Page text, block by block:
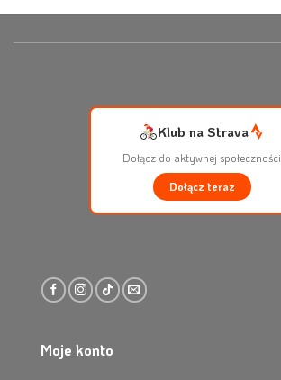
Klub na Strava
Dołącz do aktywnej społeczności
Dołącz teraz
Moje konto